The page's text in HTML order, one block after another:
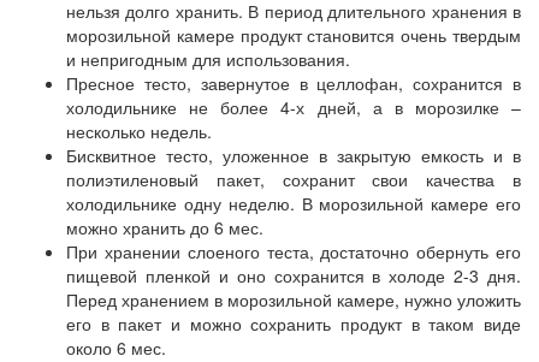
нельзя долго хранить. В период длительного хранения в
морозильной камере продукт становится очень твердым
и непригодным для использования.
Пресное тесто, завернутое в целлофан, сохранится в
холодильнике не более 4-х дней, а в морозилке –
несколько недель.
Бисквитное тесто, уложенное в закрытую емкость и в
полиэтиленовый пакет, сохранит свои качества в
холодильнике одну неделю. В морозильной камере его
можно хранить до 6 мес.
При хранении слоеного теста, достаточно обернуть его
пищевой пленкой и оно сохранится в холоде 2-3 дня.
Перед хранением в морозильной камере, нужно уложить
его в пакет и можно сохранить продукт в таком виде
около 6 мес.